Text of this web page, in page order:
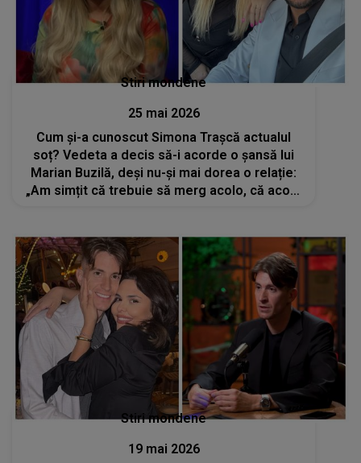
Stiri mondene
25 mai 2026
Cum și-a cunoscut Simona Trașcă actualul
soț? Vedeta a decis să-i acorde o șansă lui
Marian Buzilă, deși nu-și mai dorea o relație:
„Am simțit că trebuie să merg acolo, că acolo
Stiri mondene
19 mai 2026